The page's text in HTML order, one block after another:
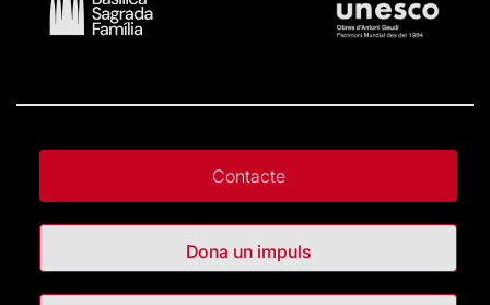
Contacte
Dona un impuls